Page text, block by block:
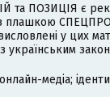
ПОЗИЦІЯ є
з плашкою
у цих
медіа;